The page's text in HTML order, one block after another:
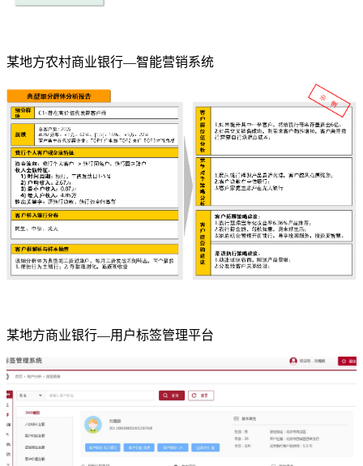
某地方农村商业银行—智能营销系统
某地方商业银行—用户标签管理平台